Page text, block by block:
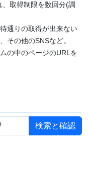
取得制限を数回分(調
通りの取得が出来ない
その他のSNSなど。
の中のページのURLを